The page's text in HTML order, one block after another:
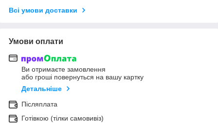
Всі умови доставки
Умови оплати
Ви отримаєте замовлення
або гроші повернуться на вашу картку
Детальніше
Післяплата
Готівкою (тілки самовивіз)